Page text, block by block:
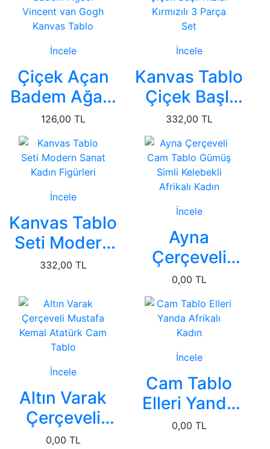
İncele
Çiçek Açan
Badem Ağacı
Vincent van
Gogh Kanvas
Tablo
126,00 TL
İncele
Kanvas Tablo
Çiçek Başlı
Kızlar
Kırmızılı 3
Parça Set
332,00 TL
İncele
Kanvas Tablo
Seti Modern
Sanat Kadın
332,00 TL
İncele
Ayna
Çerçeveli
Cam Tablo
Gümüş Simli
Kelebekli
Afrikalı Kadın
0,00 TL
İncele
Altın Varak
Çerçeveli
Mustafa
0,00 TL
İncele
Cam Tablo
Elleri Yanda
Afrikalı Kadın
0,00 TL